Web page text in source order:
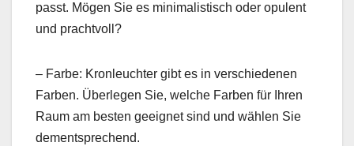
passt. Mögen Sie es minimalistisch oder opulent
und prachtvoll?
– Farbe: Kronleuchter gibt es in verschiedenen
Farben. Überlegen Sie, welche Farben für Ihren
Raum am besten geeignet sind und wählen Sie
dementsprechend.